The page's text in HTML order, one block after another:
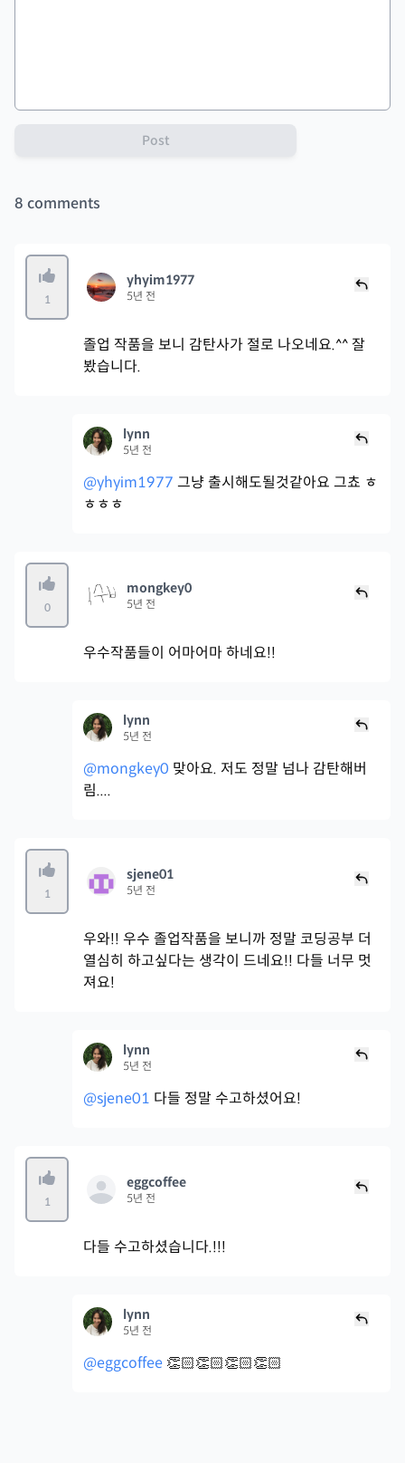
Post
8 comments
1
yhyim1977
5년 전
졸업 작품을 보니 감탄사가 절로 나오네요.^^ 잘
봤습니다.
lynn
5년 전
@yhyim1977 그냥 출시해도될것같아요 그쵸 ㅎ
ㅎㅎㅎ
0
mongkey0
5년 전
우수작품들이 어마어마 하네요!!
lynn
5년 전
@mongkey0 맞아요. 저도 정말 넘나 감탄해버
림....
1
sjene01
5년 전
우와!! 우수 졸업작품을 보니까 정말 코딩공부 더
열심히 하고싶다는 생각이 드네요!! 다들 너무 멋
져요!
lynn
5년 전
@sjene01 다들 정말 수고하셨어요!
1
eggcoffee
5년 전
다들 수고하셨습니다.!!!
lynn
5년 전
@eggcoffee 👏🏻👏🏻👏🏻👏🏻